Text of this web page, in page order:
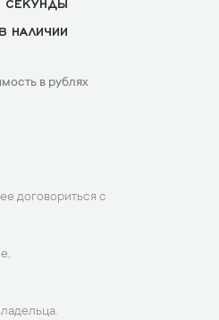
В НАЛИЧИИ
в рублях
договориться с